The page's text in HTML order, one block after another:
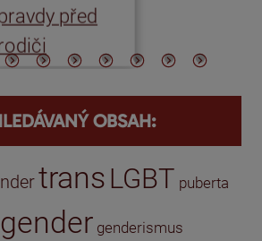
před
OBSAH:
trans LGBT puberta
gender genderismus